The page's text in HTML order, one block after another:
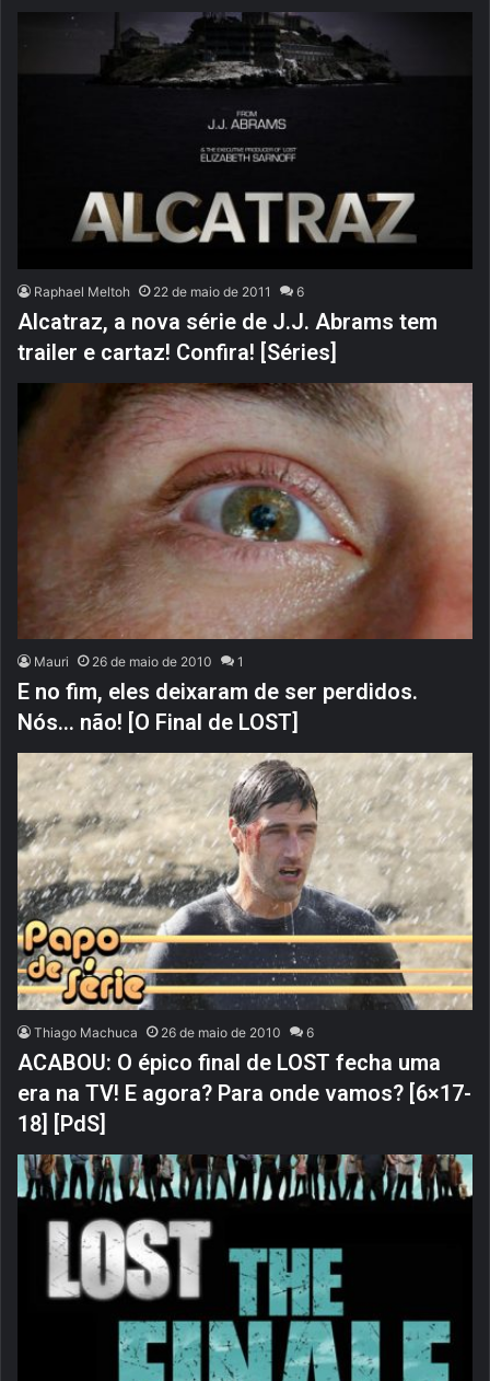
Raphael Meltoh 22 de maio de 2011 6
Alcatraz, a nova série de J.J. Abrams tem
trailer e cartaz! Confira! [Séries]
Mauri 26 de maio de 2010 1
E no fim, eles deixaram de ser perdidos.
Nós… não! [O Final de LOST]
Thiago Machuca 26 de maio de 2010 6
ACABOU: O épico final de LOST fecha uma
era na TV! E agora? Para onde vamos? [6×17-
18] [PdS]